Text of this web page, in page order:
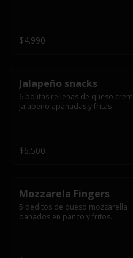
$4.990
Jalapeño snacks
6 bolitas rellenas de queso
jalapeño apanadas y fritas
$6.500
Mozzarela Fingers
5 deditos de queso mozzarella
bañados en panco y fritos.